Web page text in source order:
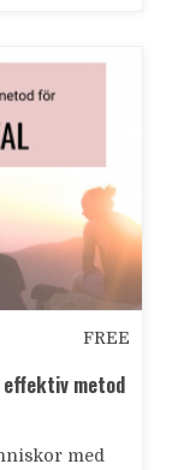
FREE
metod
med